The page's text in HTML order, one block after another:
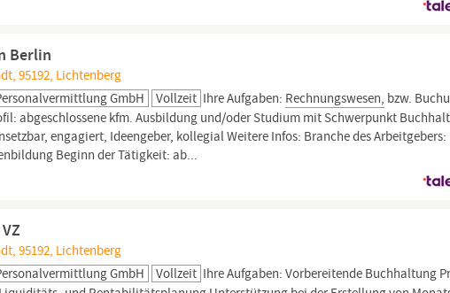
Berlin
95192, Lichtenberg
GmbH Vollzeit Ihre Aufgaben: Rechnungswesen, bzw.
abgeschlossene kfm. Ausbildung und/oder Studium mit Schwerpunkt
engagiert, Ideengeber, kollegial Weitere Infos: Branche des Arbeitgebers:
Beginn der Tätigkeit: ab...
95192, Lichtenberg
GmbH Vollzeit Ihre Aufgaben: Vorbereitende Buchhaltung